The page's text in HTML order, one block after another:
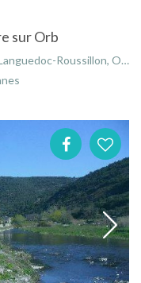
sur Orb
Roussillon, Occitanie, France